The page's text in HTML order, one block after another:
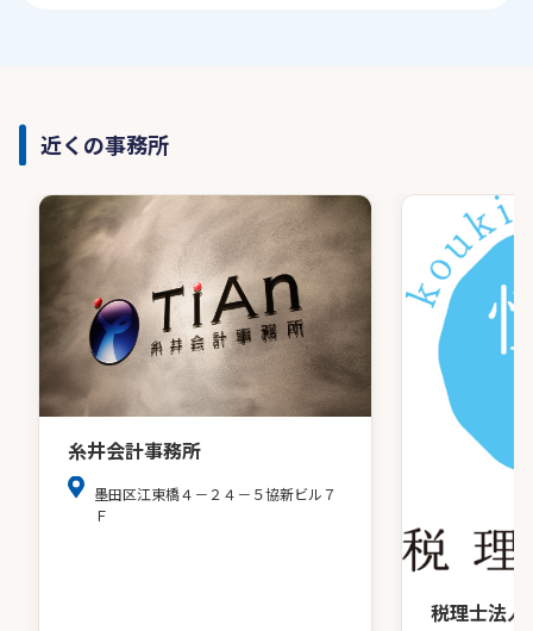
近くの事務所
糸井会計事務所
墨田区江東橋４－２４－５協新ビル７
Ｆ
税理士法人